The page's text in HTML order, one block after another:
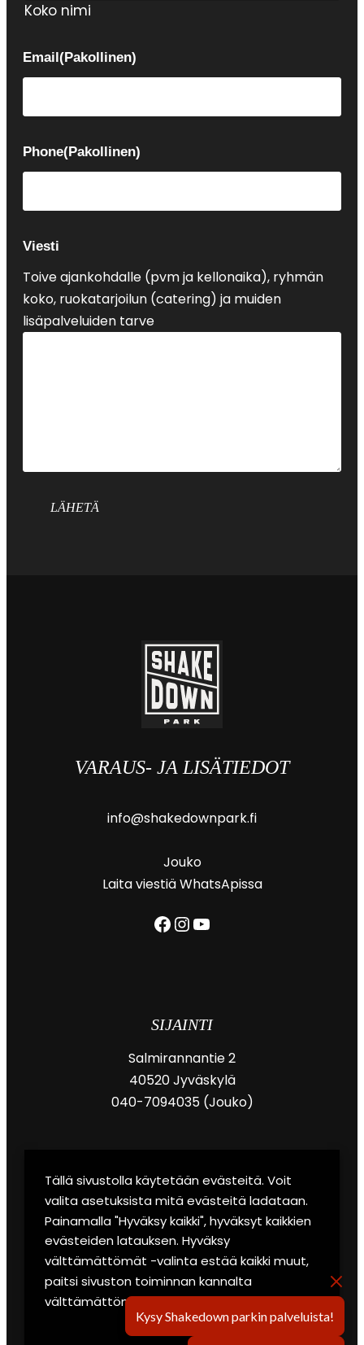
Kysy Shakedown parkin palveluista!
Koko nimi
Email(Pakollinen)
Phone(Pakollinen)
Viesti
Toive ajankohdalle (pvm ja kellonaika), ryhmän
koko, ruokatarjoilun (catering) ja muiden
lisäpalveluiden tarve
LÄHETÄ
VARAUS- JA LISÄTIEDOT
info@shakedownpark.fi
Jouko
Laita viestiä WhatsApissa
Facebook
Instagram
YouTube
SIJAINTI
Salmirannantie 2
40520 Jyväskylä
040-7094035 (Jouko)
eRally
Lounge & sauna
Garage-autonäyttely
Yrityksille ja ryhmille
Secto Rally -paketti
Tällä sivustolla käytetään evästeitä. Voit
valita asetuksista mitä evästeitä ladataan.
Painamalla "Hyväksy kaikki", hyväksyt kaikkien
evästeiden latauksen. Hyväksy
välttämättömät -valinta estää kaikki muut,
paitsi sivuston toiminnan kannalta
välttämättömät evästeet.